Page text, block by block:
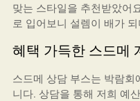
맞는 스타일을 추천받았어
로 입어보니 설렘이 배가
혜택 가득한 스드메
스드메 상담 부스는 박람
니다. 상담을 통해 저희 예